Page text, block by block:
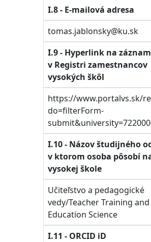
I.8 - E-mailová adresa
tomas.jablonsky@ku.sk
I.9 - Hyperlink na
v Registri zamestnancov
vysokých škôl
https://www.portalvs.sk/
do=filterForm-
I.10 - Názov študijného
v ktorom osoba pôsobí
vysokej škole
Učiteľstvo a pedagogické
vedy/Teacher Training and
Education Science
I.11 - ORCID iD